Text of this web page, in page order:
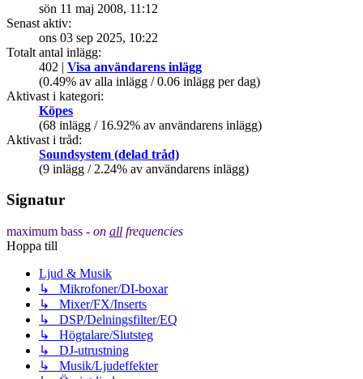
sön 11 maj 2008, 11:12
Senast aktiv:
ons 03 sep 2025, 10:22
Totalt antal inlägg:
402 | Visa användarens inlägg
(0.49% av alla inlägg / 0.06 inlägg per dag)
Aktivast i kategori:
Köpes
(68 inlägg / 16.92% av användarens inlägg)
Aktivast i tråd:
Soundsystem (delad tråd)
(9 inlägg / 2.24% av användarens inlägg)
Signatur
maximum bass - on all frequencies
Hoppa till
Ljud & Musik
↳ Mikrofoner/DI-boxar
↳ Mixer/FX/Inserts
↳ DSP/Delningsfilter/EQ
↳ Högtalare/Slutsteg
↳ DJ-utrustning
↳ Musik/Ljudeffekter